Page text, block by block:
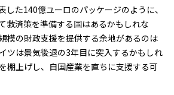
した140億ユーロのパッケージのように、
救済策を準備する国はあるかもしれな
模の財政支援を提供する余地があるのは
ツは景気後退の3年目に突入するかもしれ
棚上げし、自国産業を直ちに支援する可